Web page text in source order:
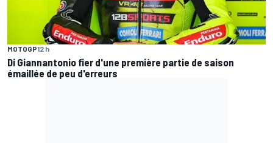
MOTOGP12 h
Di Giannantonio fier d'une première partie de saison
émaillée de peu d'erreurs